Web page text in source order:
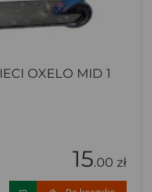
OXELO MID 1
15.00 zł